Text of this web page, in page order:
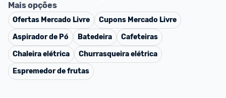
Mais opções
Ofertas Mercado Livre Cupons Mercado Livre
Aspirador de Pó
Batedeira
Cafeteiras
Chaleira elétrica
Churrasqueira elétrica
Espremedor de frutas